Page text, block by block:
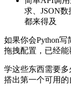
求、JSON
都来得及
如果你会Python
拖拽配置，已经能
学这些东西需要
搭出第一个可用的